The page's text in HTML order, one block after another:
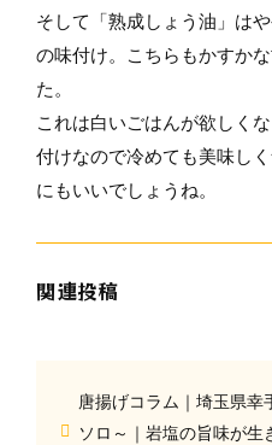
そして「熟成しょう油」は
の味付け。こちらもかすか
た。
これは白いごはんが欲しく
付けなので冷めても美味し
にもいいでしょうね。
関連投稿
唐揚げコラム｜埼玉県
ソロ～｜岩塩の旨味が